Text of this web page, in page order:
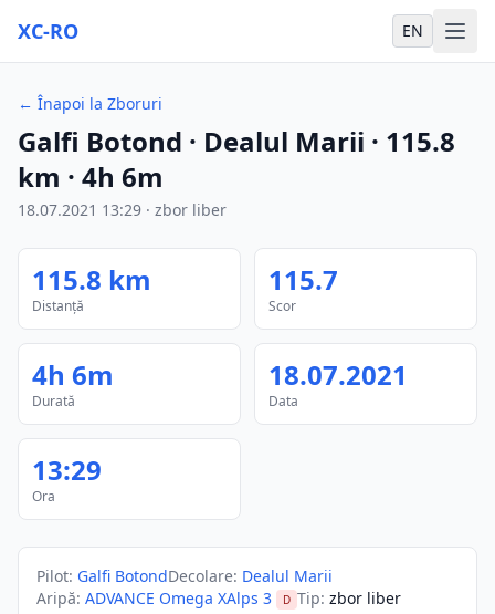
XC-RO EN
← Înapoi la Zboruri
Galfi Botond · Dealul Marii · 115.8
km · 4h 6m
18.07.2021 13:29 · zbor liber
115.8 km
Distanță
115.7
Scor
4h 6m
Durată
18.07.2021
Data
13:29
Ora
Pilot: Galfi BotondDecolare: Dealul Marii
Aripă: ADVANCE Omega XAlps 3 D Tip: zbor liber